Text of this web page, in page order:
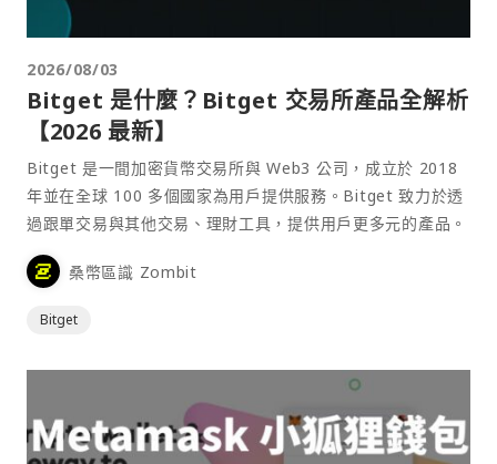
2026/08/03
Bitget 是什麼？Bitget 交易所產品全解析
【2026 最新】
Bitget 是一間加密貨幣交易所與 Web3 公司，成立於 2018
年並在全球 100 多個國家為用戶提供服務。Bitget 致力於透
過跟單交易與其他交易、理財工具，提供用戶更多元的產品。
桑幣區識 Zombit
Bitget